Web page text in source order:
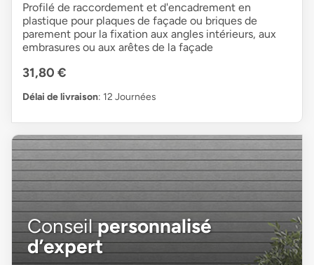
Profilé de raccordement et d'encadrement en
plastique pour plaques de façade ou briques de
parement pour la fixation aux angles intérieurs, aux
embrasures ou aux arêtes de la façade
31,80 €
Délai de livraison: 12 Journées
Conseilpersonnalisé
d’expert